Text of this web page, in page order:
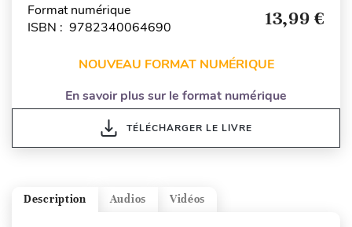
Format numérique
ISBN : 9782340064690
13,99 €
NOUVEAU FORMAT NUMÉRIQUE
En savoir plus sur le format numérique
TÉLÉCHARGER LE LIVRE
Vidéos
Audios
Description